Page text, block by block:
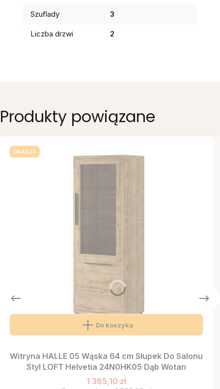
Szuflady 3
Liczba drzwi 2
Produkty powiązane
OKAZJA
Do koszyka
Witryna HALLE 05 Wąska 64 cm Słupek Do Salonu
Styl LOFT Helvetia 24N0HK05 Dąb Wotan
1 385,10 zł